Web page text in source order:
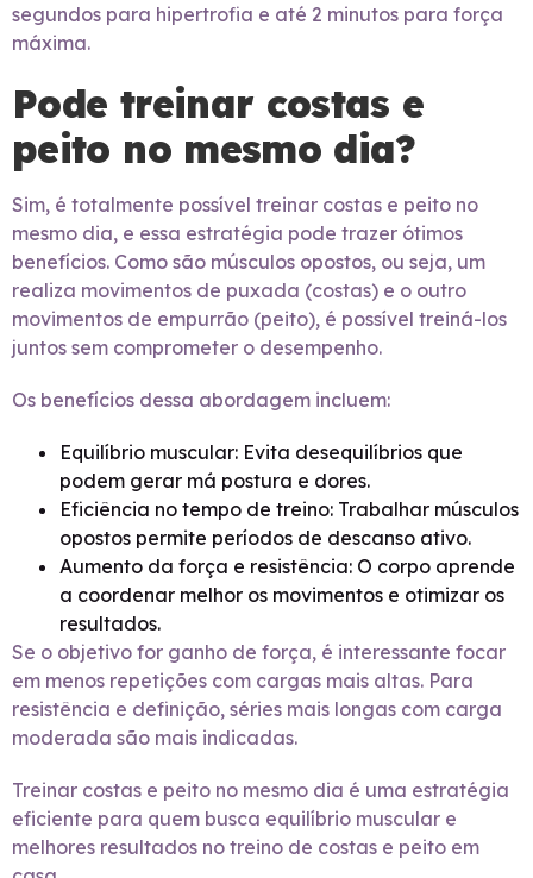
segundos para hipertrofia e até 2 minutos para força
máxima.
Pode treinar costas e
peito no mesmo dia?
Sim, é totalmente possível treinar costas e peito no
mesmo dia, e essa estratégia pode trazer ótimos
benefícios. Como são músculos opostos, ou seja, um
realiza movimentos de puxada (costas) e o outro
movimentos de empurrão (peito), é possível treiná-los
juntos sem comprometer o desempenho.
Os benefícios dessa abordagem incluem:
Equilíbrio muscular: Evita desequilíbrios que
podem gerar má postura e dores.
Eficiência no tempo de treino: Trabalhar músculos
opostos permite períodos de descanso ativo.
Aumento da força e resistência: O corpo aprende
a coordenar melhor os movimentos e otimizar os
resultados.
Se o objetivo for ganho de força, é interessante focar
em menos repetições com cargas mais altas. Para
resistência e definição, séries mais longas com carga
moderada são mais indicadas.
Treinar costas e peito no mesmo dia é uma estratégia
eficiente para quem busca equilíbrio muscular e
melhores resultados no treino de costas e peito em